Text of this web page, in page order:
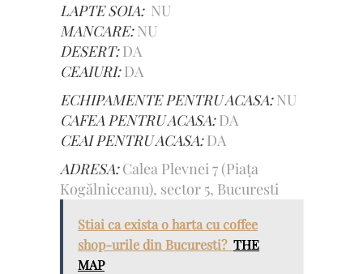
LAPTE SOIA: NU
MANCARE:NU
DESERT:DA
CEAIURI:DA
ECHIPAMENTE PENTRU ACASA:NU
CAFEA PENTRU ACASA:DA
CEAI PENTRU ACASA:DA
ADRESA:Calea Plevnei 7 (Piața
Kogălniceanu), sector 5, Bucuresti
Stiai ca exista o harta cu coffee
shop-urile din Bucuresti? THE
MAP